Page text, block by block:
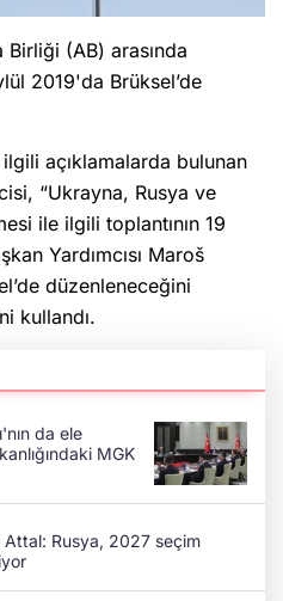
(AB) arasında
2019'da Brüksel’de
açıklamalarda bulunan
“Ukrayna, Rusya ve
ile ilgili toplantının 19
Yardımcısı Maroš
düzenleneceğini
kullandı.
da ele
MGK
Attal: Rusya, 2027 seçim